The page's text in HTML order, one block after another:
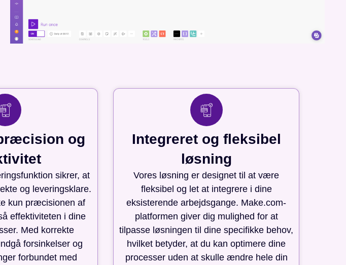
og
sikrer, at
og leveringsklare.
kun præcisionen af
effektiviteten i dine
Med korrekte
forsinkelser og
forbundet med
Integreret og fleksibel
løsning
Vores løsning er designet til at være
fleksibel og let at integrere i dine
eksisterende arbejdsgange. Make.com-
platformen giver dig mulighed for at
tilpasse løsningen til dine specifikke behov,
hvilket betyder, at du kan optimere dine
processer uden at skulle ændre hele din